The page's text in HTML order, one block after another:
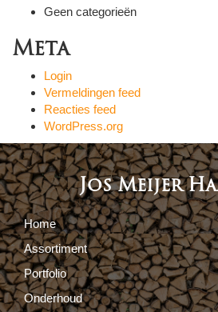
Geen categorieën
Meta
Login
Vermeldingen feed
Reacties feed
WordPress.org
Jos Meijer
Home
Assortiment
Portfolio
Onderhoud